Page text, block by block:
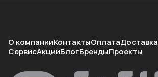
О компанииКонтактыОплатаДоставка
СервисАкцииБлогБрендыПроекты